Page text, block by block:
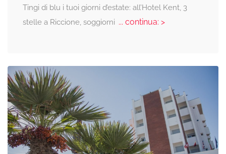
Tingi di blu i tuoi giorni d’estate: all’Hotel Kent, 3
stelle a Riccione, soggiorni ... continua: >